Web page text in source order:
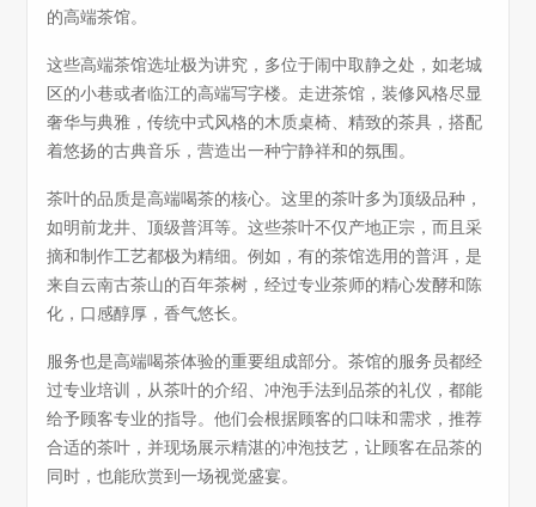
的高端茶馆。
这些高端茶馆选址极为讲究，多位于闹中取静之处，如老城
区的小巷或者临江的高端写字楼。走进茶馆，装修风格尽显
奢华与典雅，传统中式风格的木质桌椅、精致的茶具，搭配
着悠扬的古典音乐，营造出一种宁静祥和的氛围。
茶叶的品质是高端喝茶的核心。这里的茶叶多为顶级品种，
如明前龙井、顶级普洱等。这些茶叶不仅产地正宗，而且采
摘和制作工艺都极为精细。例如，有的茶馆选用的普洱，是
来自云南古茶山的百年茶树，经过专业茶师的精心发酵和陈
化，口感醇厚，香气悠长。
服务也是高端喝茶体验的重要组成部分。茶馆的服务员都经
过专业培训，从茶叶的介绍、冲泡手法到品茶的礼仪，都能
给予顾客专业的指导。他们会根据顾客的口味和需求，推荐
合适的茶叶，并现场展示精湛的冲泡技艺，让顾客在品茶的
同时，也能欣赏到一场视觉盛宴。